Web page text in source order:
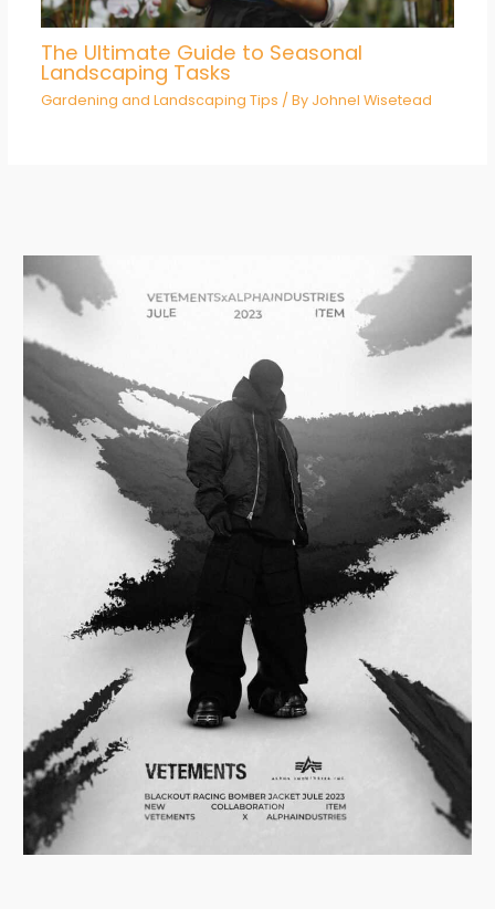
The Ultimate Guide to Seasonal
Landscaping Tasks
Gardening and Landscaping Tips / By Johnel Wisetead